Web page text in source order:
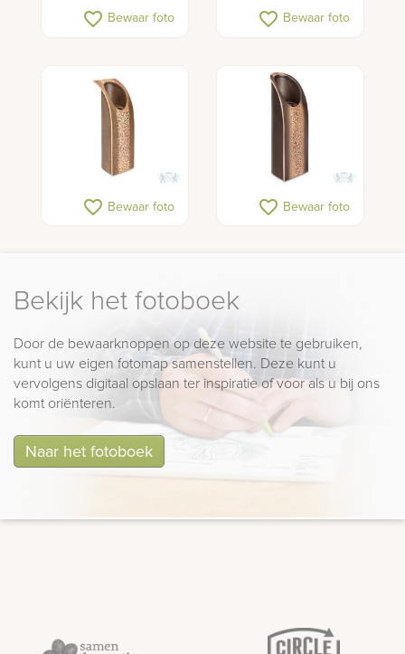
favorite_border Bewaar foto favorite_border Bewaar foto
favorite_border Bewaar foto favorite_border Bewaar foto
Bekijk het fotoboek
Door de bewaarknoppen op deze website te gebruiken,
kunt u uw eigen fotomap samenstellen. Deze kunt u
vervolgens digitaal opslaan ter inspiratie of voor als u bij ons
komt oriënteren.
Naar het fotoboek